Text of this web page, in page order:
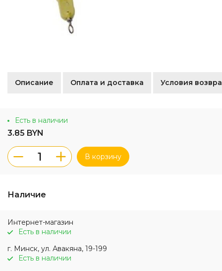
Описание Оплата и доставка Условия
Есть в наличии
3.85 BYN
В корзину
Наличие
Интернет-магазин
Есть в наличии
г. Минск, ул. Авакяна, 19-199
Есть в наличии